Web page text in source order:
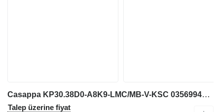
Casappa KP30.38D0-A8K9-LMC/MB-V-KSC 03569940 037422H hidrolik pompa
Talep üzerine fiyat